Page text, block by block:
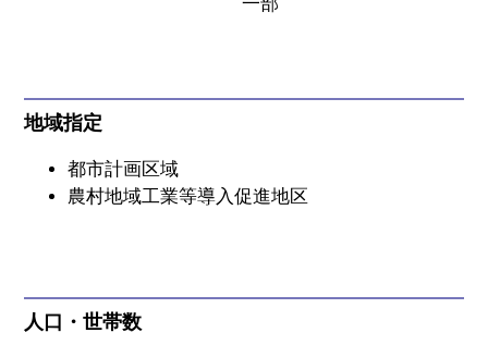
地域指定
都市計画区域
農村地域工業等導入促進地区
人口・世帯数